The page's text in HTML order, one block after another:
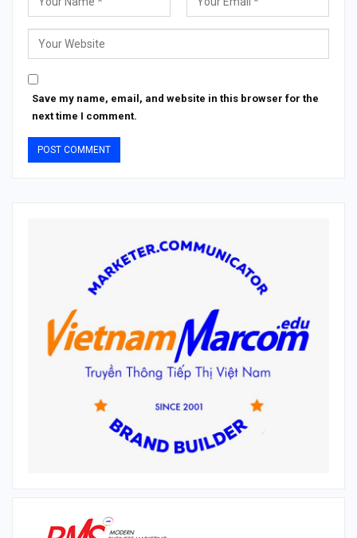
Save my name, email, and website in this browser for the
next time I comment.